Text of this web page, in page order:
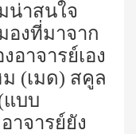
น่าสนใจ
องที่มาจาก
าจารย์เอง
(เมด) สคูล
แบบ
จารย์ยัง